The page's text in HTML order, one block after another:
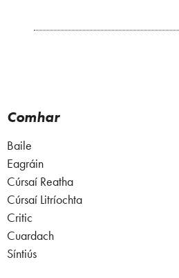
Comhar
Baile
Eagráin
Cúrsaí Reatha
Cúrsaí Litríochta
Critic
Cuardach
Síntiús